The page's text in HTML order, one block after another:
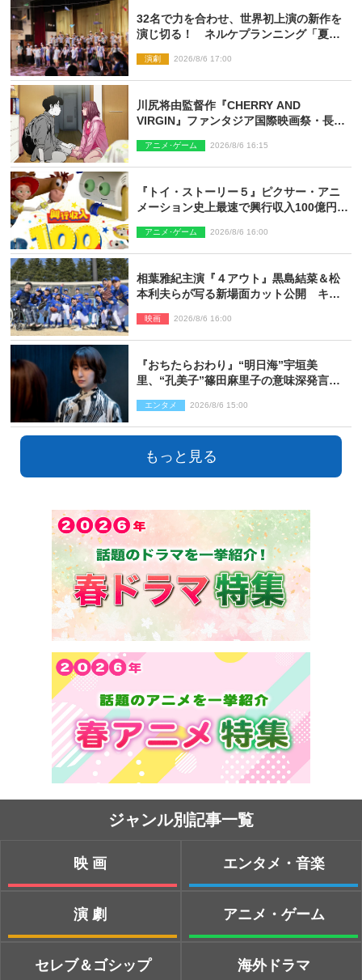
32名で力を合わせ、世界初上演の新作を
演じ切る！ ネルケプランニング「夏休
ト【最終日】
演劇 2026/8/6 17:00
川尻将由監督作『CHERRY AND
VIRGIN』ファンタジア国際映画祭・長編
アニメ･ゲーム 2026/8/6 16:15
『トイ・ストーリー５』ピクサー・アニ
メーション史上最速で興行収入100億円突
アニメ･ゲーム 2026/8/6 16:00
相葉雅紀主演『４アウト』黒島結菜＆松
本利夫らが写る新場面カット公開 キャ
映画 2026/8/6 16:00
『おちたらおわり』“明日海”宇垣美
里、“孔美子”篠田麻里子の意味深発言に
開」
エンタメ 2026/8/6 15:00
もっと見る
ジャンル別記事一覧
映画
演劇
セレブ＆ゴシップ
エンタメ・音楽
アニメ・ゲーム
海外ドラマ